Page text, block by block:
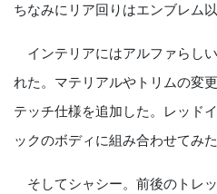
ちなみにリア回りはエンブレム
インテリアにはアルファらし
れた。マテリアルやトリムの変
テッチ仕様を追加した。レッド
ックのボディに組み合わせてみた
そしてシャシー。前後のトレ